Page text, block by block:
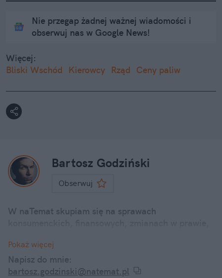
Nie przegap żadnej ważnej wiadomości i
obserwuj nas w Google News!
Więcej:
Bliski Wschód
Kierowcy Rząd Ceny paliw
Bartosz Godziński
Obserwuj
W naTemat skupiam się na sprawach
sprawy ważne i poważne i przede wszystkim bliskie
ludziom w przystępnej formie. Zawsze zależy mi na
tym, by moje artykuły były praktyczne, rzetelne i
Pokaż więcej
Napisz do mnie:
bartosz.godzinski@natemat.pl